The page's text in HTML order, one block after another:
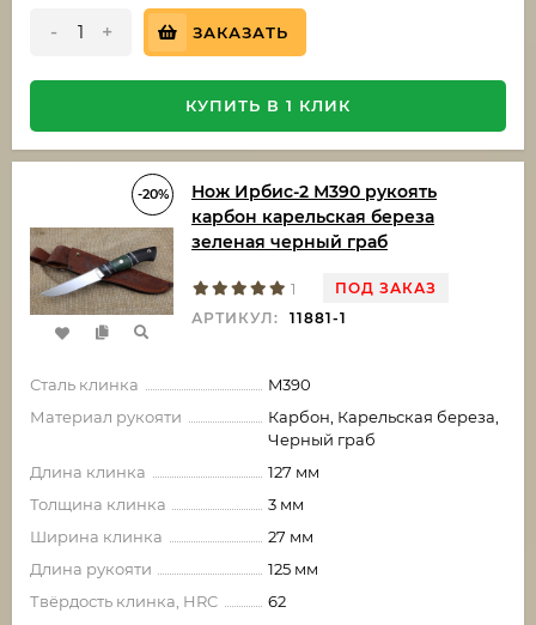
- + ЗАКАЗАТЬ
КУПИТЬ В 1 КЛИК
-20%
Нож Ирбис-2 М390 рукоять
карбон карельская береза
зеленая черный граб
1
ПОД ЗАКАЗ
АРТИКУЛ:
11881-1
Сталь клинка
M390
Материал рукояти
Карбон, Карельская береза,
Черный граб
Длина клинка
127 мм
Толщина клинка
3 мм
Ширина клинка
27 мм
Длина рукояти
125 мм
Твёрдость клинка, HRC
62